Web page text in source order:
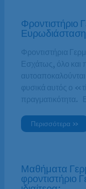
Φροντιστήριο
Φροντιστήρια
Εσχάτως, όλο και
αυτοαποκαλούνται
φυσικά αυτός ο
πραγματικότητα.
Περισσότερα »
Μαθήματα
φροντιστήριο